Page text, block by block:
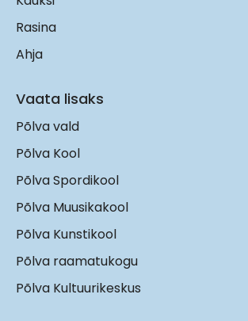
Rasina
Ahja
Vaata lisaks
Põlva vald
Põlva Kool
Põlva Spordikool
Põlva Muusikakool
Põlva Kunstikool
Põlva raamatukogu
Põlva Kultuurikeskus